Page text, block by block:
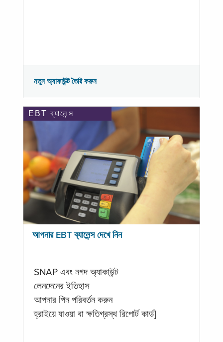
নতুন অ্যাকাউন্ট তৈরি করুন
EBT ব্যালেন্স
আপনার EBT ব্যালেন্স দেখে নিন
SNAP এবং নগদ অ্যাকাউন্ট
লেনদেনের ইতিহাস
আপনার পিন পরিবর্তন করুন
হ্রাইয়ে যাওয়া বা ক্ষতিগ্রস্থ রিপোর্ট কার্ড]